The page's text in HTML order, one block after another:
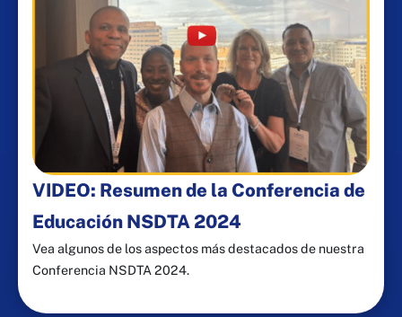
VIDEO: Resumen de la Conferencia de
Educación NSDTA 2024
Vea algunos de los aspectos más destacados de nuestra
Conferencia NSDTA 2024.